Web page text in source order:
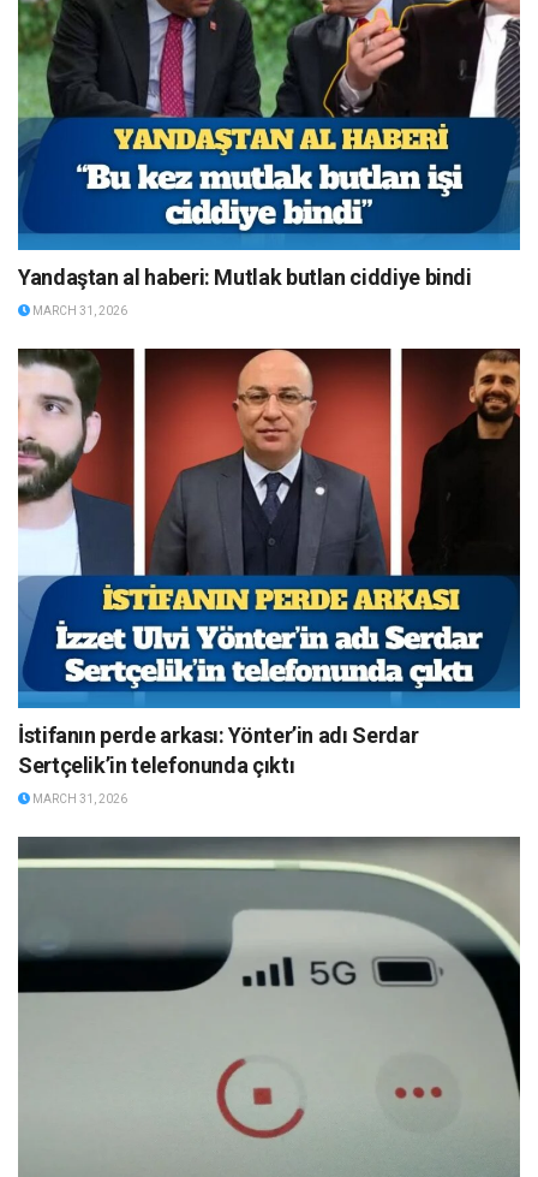
Yandaştan al haberi: Mutlak butlan ciddiye bindi
MARCH 31, 2026
İstifanın perde arkası: Yönter’in adı Serdar
Sertçelik’in telefonunda çıktı
MARCH 31, 2026